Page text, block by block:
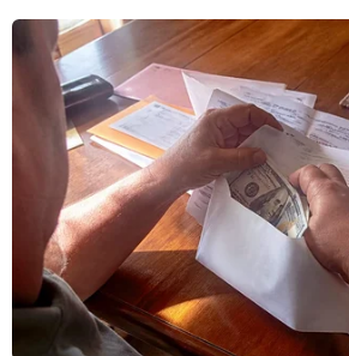
#Trái phiếu doanh nghiệp
#Phát thải
Theo dõi VietnamPlus
TIN LIÊN QUAN